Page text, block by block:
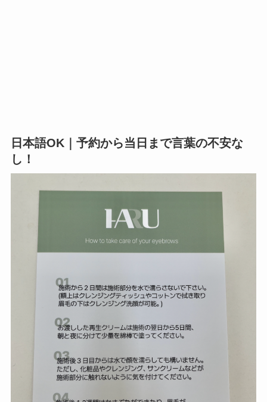
日本語OK｜予約から当日まで言葉の不安な
し！